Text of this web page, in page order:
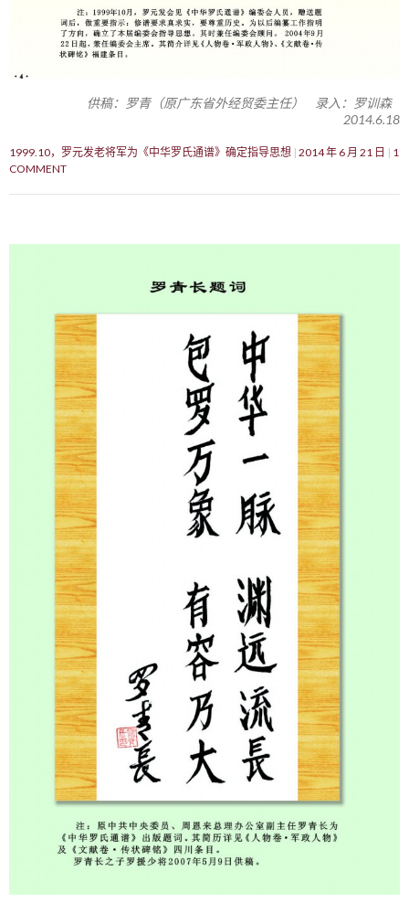
供稿：罗青（原广东省外经贸委主任） 录入：罗训森
2014.6.18
1999.10，罗元发老将军为《中华罗氏通谱》确定指导思想 2014 年 6 月 21 日
1
COMMENT